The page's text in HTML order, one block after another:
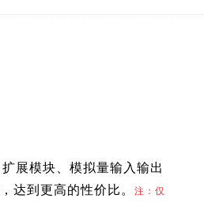
展模块、模拟量输入输出
达到更高的性价比。
注：仅